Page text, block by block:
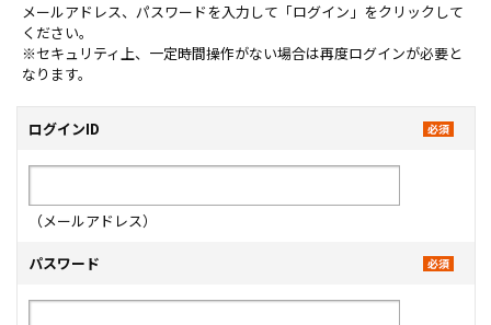
メールアドレス、パスワードを入力して「ログイン」をクリックして
ください。
※セキュリティ上、一定時間操作がない場合は再度ログインが必要と
なります。
ログインID
（メールアドレス）
パスワード